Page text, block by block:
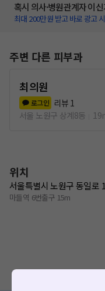
혹시 의사·병원관계자 이
최대 200만원 받고 바로 광고
주변 다른 피부과
최의원
로그인 리뷰 1
서울 노원구 상계8동
위치
서울특별시 노원구 동일로
마들역 6번출구 15m